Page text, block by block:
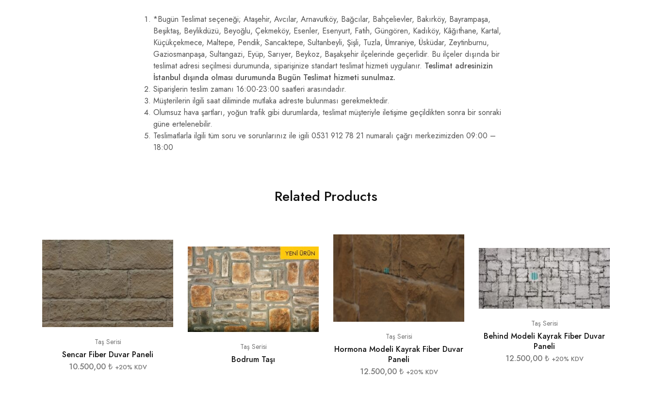
*Bugün Teslimat seçeneği; Ataşehir, Avcılar, Arnavutköy, Bağcılar, Bahçelievler, Bakırköy, Bayrampaşa,
Beşiktaş, Beylikdüzü, Beyoğlu, Çekmeköy, Esenler, Esenyurt, Fatih, Güngören, Kadıköy, Kâğıthane, Kartal,
Küçükçekmece, Maltepe, Pendik, Sancaktepe, Sultanbeyli, Şişli, Tuzla, Ümraniye, Üsküdar, Zeytinburnu,
Gaziosmanpaşa, Sultangazi, Eyüp, Sarıyer, Beykoz, Başakşehir ilçelerinde geçerlidir. Bu ilçeler dışında bir
teslimat adresi seçilmesi durumunda, siparişinize standart teslimat hizmeti uygulanır. Teslimat adresinizin
İstanbul dışında olması durumunda Bugün Teslimat hizmeti sunulmaz.
Siparişlerin teslim zamanı 16:00-23:00 saatleri arasındadır.
Müşterilerin ilgili saat diliminde mutlaka adreste bulunması gerekmektedir.
Olumsuz hava şartları, yoğun trafik gibi durumlarda, teslimat müşteriyle iletişime geçildikten sonra bir sonraki
güne ertelenebilir.
Teslimatlarla ilgili tüm soru ve sorunlarınız ile igili 0531 912 78 21 numaralı çağrı merkezimizden 09:00 –
18:00
Related Products
Taş Serisi
Sencar Fiber Duvar Paneli
10.500,00 ₺ +20% KDV
Taş Serisi
Bodrum Taşı
Taş Serisi
Hormona Modeli Kayrak Fiber Duvar
Paneli
12.500,00 ₺ +20% KDV
Taş Serisi
Behind Modeli Kayrak Fiber Duvar
Paneli
12.500,00 ₺ +20% KDV